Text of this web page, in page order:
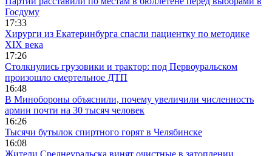
Госдуму
17:33
Хирурги из Екатеринбурга спасли пациентку по методике
XIX века
17:26
Столкнулись грузовики и трактор: под Первоуральском
произошло смертельное ДТП
16:48
В Минобороны объяснили, почему увеличили численность
армии почти на 30 тысяч человек
16:26
Тысячи бутылок спиртного горят в Челябинске
16:08